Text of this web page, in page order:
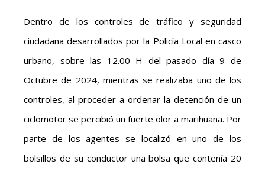
Dentro de los controles de tráfico y seguridad
ciudadana desarrollados por la Policía Local en casco
urbano, sobre las 12.00 H del pasado día 9 de
Octubre de 2024, mientras se realizaba uno de los
controles, al proceder a ordenar la detención de un
ciclomotor se percibió un fuerte olor a marihuana. Por
parte de los agentes se localizó en uno de los
bolsillos de su conductor una bolsa que contenía 20